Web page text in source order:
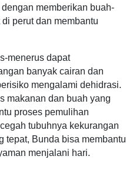
memberikan buah-
perut dan membantu
menerus dapat
banyak cairan dan
mengalami dehidrasi.
makanan dan buah yang
proses pemulihan
tubuhnya kekurangan
tepat, Bunda bisa membantu
menjalani hari.